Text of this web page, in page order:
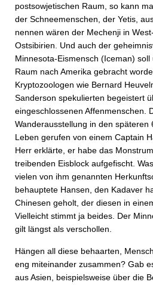
postsowjetischen Raum, so kann
der Schneemenschen, der Yetis,
nennen wären der Mechenji in
Ostsibirien. Und auch der
Minnesota-Eismensch (Iceman)
Raum nach Amerika gebracht
Kryptozoologen wie Bernard
Sanderson spekulierten begeistert
eingeschlossenen Affenmenschen.
Wanderausstellung in den späteren
Leben gerufen von einem Captain
Herr erklärte, er habe das
treibenden Eisblock aufgefischt.
vielen von ihm genannten
behauptete Hansen, den Kadaver
Chinesen geholt, der diesen in
Vielleicht stimmt ja beides. Der
gilt längst als verschollen.
Hängen all diese behaarten,
eng miteinander zusammen? Gab
aus Asien, beispielsweise über die